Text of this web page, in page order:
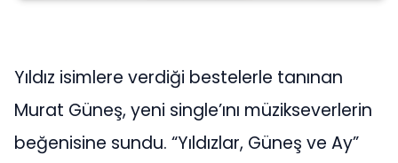
Yıldız isimlere verdiği bestelerle tanınan
Murat Güneş, yeni single’ını müzikseverlerin
beğenisine sundu. “Yıldızlar, Güneş ve Ay”